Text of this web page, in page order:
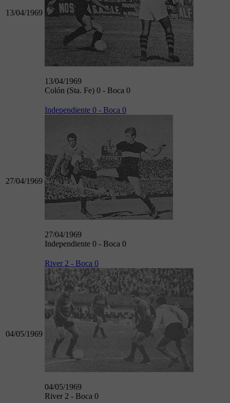
13/04/1969
13/04/1969
Colón (Sta. Fe) 0 - Boca 0
27/04/1969
Independiente 0 - Boca 0
27/04/1969
Independiente 0 - Boca 0
04/05/1969
River 2 - Boca 0
04/05/1969
River 2 - Boca 0